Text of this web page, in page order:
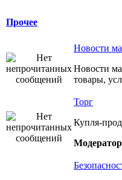
Прочее
Новости
Новости
товары,
Торг
Купля-